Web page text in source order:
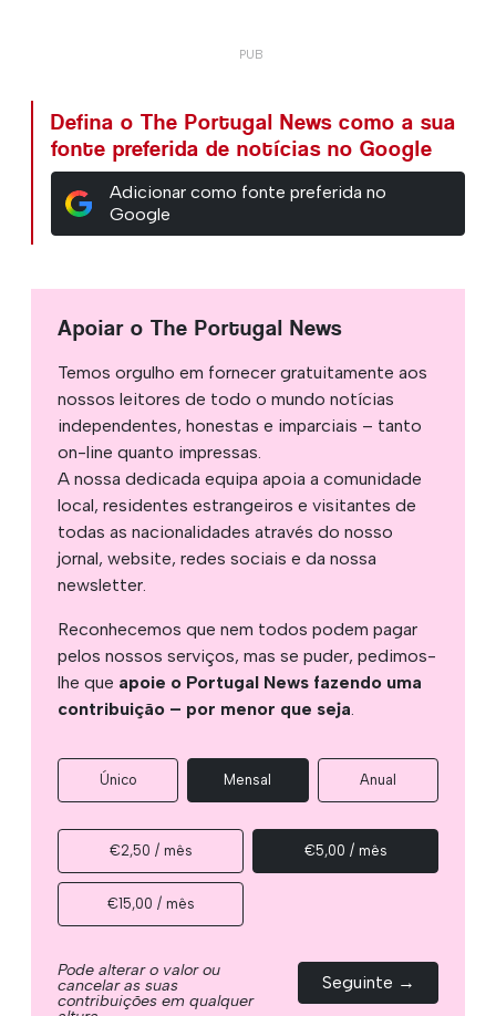
Defina o The Portugal News como a sua
fonte preferida de notícias no Google
Adicionar como fonte preferida no
Google
Apoiar o The Portugal News
Temos orgulho em fornecer gratuitamente aos
nossos leitores de todo o mundo notícias
independentes, honestas e imparciais – tanto
on-line quanto impressas.
A nossa dedicada equipa apoia a comunidade
local, residentes estrangeiros e visitantes de
todas as nacionalidades através do nosso
jornal, website, redes sociais e da nossa
newsletter.
Reconhecemos que nem todos podem pagar
pelos nossos serviços, mas se puder, pedimos-
lhe que apoie o Portugal News fazendo uma
contribuição – por menor que seja.
Único Mensal Anual
€2,50 / mês €5,00 / mês
€15,00 / mês
Pode alterar o valor ou
cancelar as suas
contribuições em qualquer
Seguinte →